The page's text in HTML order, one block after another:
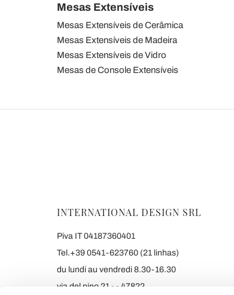
Mesas Extensíveis
Mesas Extensíveis de Cerâmica
Mesas Extensíveis de Madeira
Mesas Extensíveis de Vidro
Mesas de Console Extensíveis
INTERNATIONAL DESIGN SRL
Piva IT 04187360401
Tel.+39 0541-623760 (21 linhas)
du lundi au vendredi 8.30-16.30
via del pino 21 - - 47822